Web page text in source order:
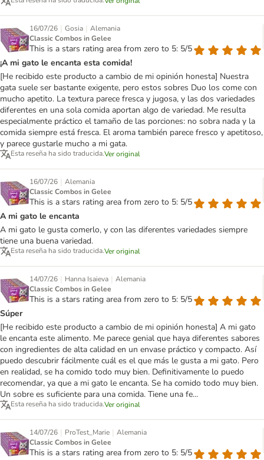
16/07/26 | Gosia | Alemania
Classic Combos in Gelee
This is a stars rating area from zero to 5: 5/5
¡A mi gato le encanta esta comida!
[He recibido este producto a cambio de mi opinión honesta] Nuestra
gata suele ser bastante exigente, pero estos sobres Duo los come con
mucho apetito. La textura parece fresca y jugosa, y las dos variedades
diferentes en una sola comida aportan algo de variedad. Me resulta
especialmente práctico el tamaño de las porciones: no sobra nada y la
comida siempre está fresca. El aroma también parece fresco y apetitoso,
y parece gustarle mucho a mi gata.
Esta reseña ha sido traducida.Ver original
16/07/26 | Alemania
Classic Combos in Gelee
This is a stars rating area from zero to 5: 5/5
A mi gato le encanta
A mi gato le gusta comerlo, y con las diferentes variedades siempre
tiene una buena variedad.
Esta reseña ha sido traducida.Ver original
14/07/26 | Hanna Isaieva | Alemania
Classic Combos in Gelee
This is a stars rating area from zero to 5: 5/5
Súper
[He recibido este producto a cambio de mi opinión honesta] A mi gato
le encanta este alimento. Me parece genial que haya diferentes sabores
con ingredientes de alta calidad en un envase práctico y compacto. Así
puedo descubrir fácilmente cuál es el que más le gusta a mi gato. Pero
en realidad, se ha comido todo muy bien. Definitivamente lo puedo
recomendar, ya que a mi gato le encanta. Se ha comido todo muy bien.
Un sobre es suficiente para una comida. Tiene una fe...
Esta reseña ha sido traducida.Ver original
14/07/26 | ProTest_Marie | Alemania
Classic Combos in Gelee
This is a stars rating area from zero to 5: 5/5